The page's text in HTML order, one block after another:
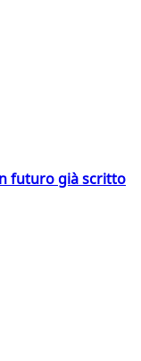
futuro già scritto